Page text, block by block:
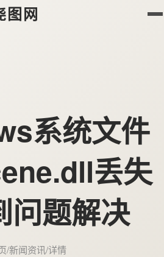
图网
系统文件
丢失
问题解决
/新闻资讯/详情